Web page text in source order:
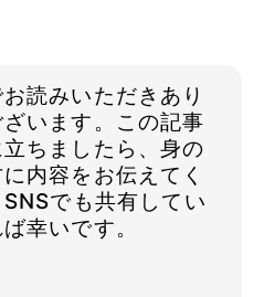
読みいただきあり
います。この記事
ちましたら、身の
内容をお伝えてく
でも共有してい
幸いです。